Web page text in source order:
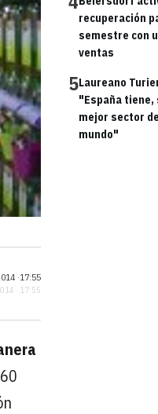
recuperación
semestre con
ventas
5Laureano
"España tiene,
mejor sector
mundo"
·17:55
· 17:55